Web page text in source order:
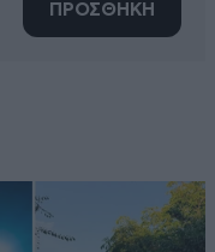
ΠΡΟΣΘΗΚΗ